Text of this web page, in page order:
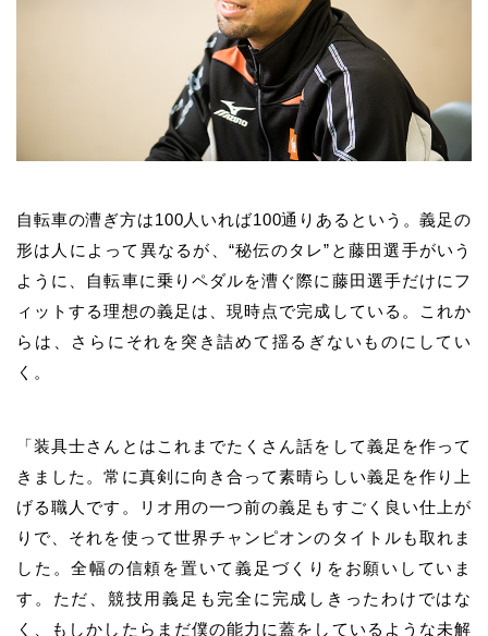
自転車の漕ぎ方は100人いれば100通りあるという。義足の
形は人によって異なるが、 “秘伝のタレ” と 藤田選手がいう
ように、自転車に乗りペダルを漕ぐ際に藤田 選手だけにフ
ィットする理想の義足は、現時点で完成している。これか
らは、さらにそれを突き詰めて揺るぎないものにしてい
く。
「装具士さんとはこれまでたくさん話をして義足を作って
きました。常に真剣に向き合って素晴らしい義足を作り上
げる職人です。リオ用の一つ前の義足もすごく良い仕上が
りで、それを使って世界チャンピオンのタイトルも取れま
した。全幅の信頼を置いて義足づくりをお願いしていま
す。ただ、競技用義足も完全に完成しきったわけではな
く、もしかしたらまだ僕の能力に蓋をしているような未解